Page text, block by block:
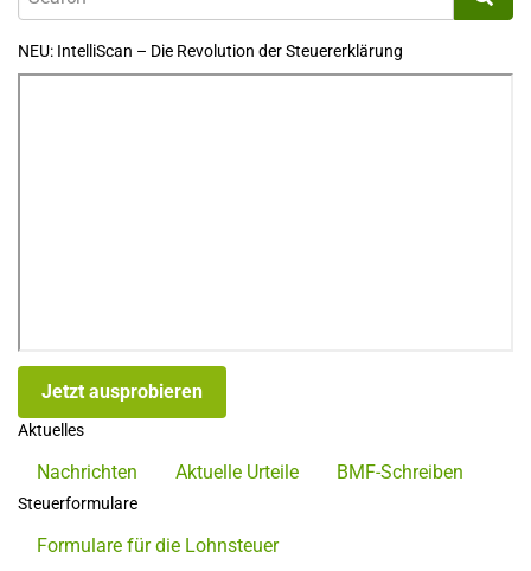
NEU: IntelliScan – Die Revolution der Steuererklärung
Jetzt ausprobieren
Aktuelles
Nachrichten Aktuelle Urteile BMF-Schreiben
Steuerformulare
Formulare für die Lohnsteuer